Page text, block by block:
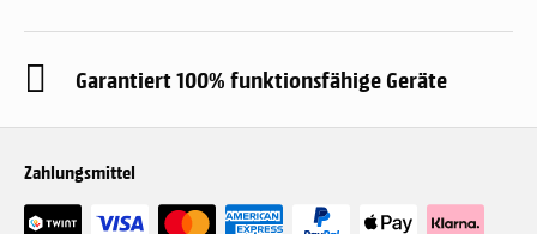
Garantiert 100% funktionsfähige Geräte
Zahlungsmittel